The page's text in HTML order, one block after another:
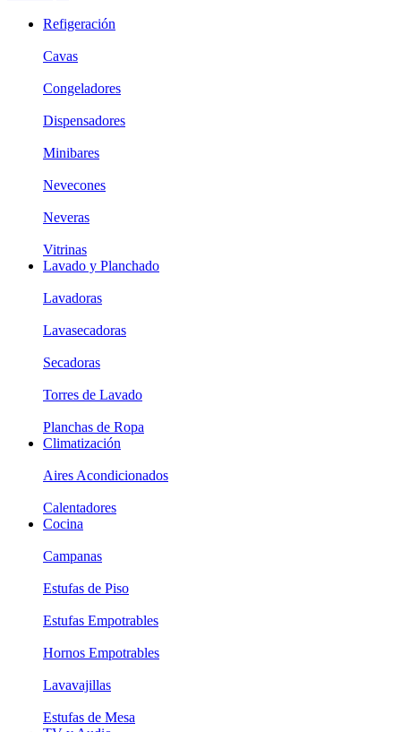
Refigeración
Cavas
Congeladores
Dispensadores
Minibares
Nevecones
Neveras
Vitrinas
Lavado y Planchado
Lavadoras
Lavasecadoras
Secadoras
Torres de Lavado
Planchas de Ropa
Climatización
Aires Acondicionados
Calentadores
Cocina
Campanas
Estufas de Piso
Estufas Empotrables
Hornos Empotrables
Lavavajillas
Estufas de Mesa